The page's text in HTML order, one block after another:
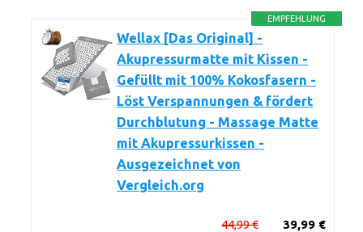
EMPFEHLUNG
Wellax [Das Original] -
Akupressurmatte mit Kissen -
Gefüllt mit 100% Kokosfasern -
Löst Verspannungen & fördert
Durchblutung - Massage Matte
mit Akupressurkissen -
Ausgezeichnet von
Vergleich.org
39,99 €
44,99 €